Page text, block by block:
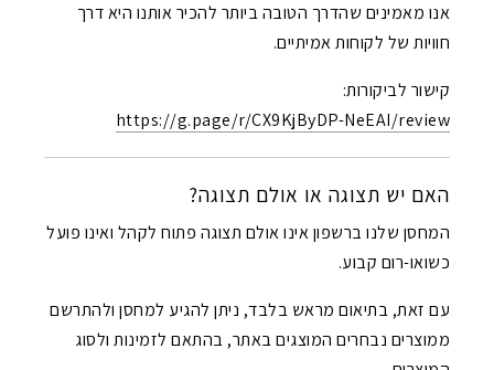
אנו מאמינים שהדרך הטובה ביותר להכיר אותנו היא דרך
חוויות של לקוחות אמיתיים.
קישור לביקורות:
https://g.page/r/CX9KjByDP-NeEAI/review
האם יש תצוגה או אולם תצוגה?
המחסן שלנו ברשפון אינו אולם תצוגה פתוח לקהל ואינו פועל
כשואו-רום קבוע.
עם זאת, בתיאום מראש בלבד, ניתן להגיע למחסן ולהתרשם
ממוצרים נבחרים המוצגים באתר, בהתאם לזמינות ולסוג